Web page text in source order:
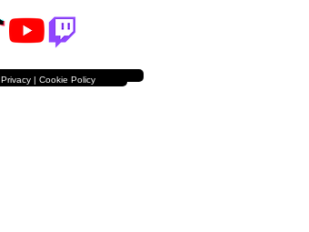
Privacy | Cookie Policy